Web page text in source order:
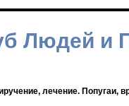
Людей и
лечение. Попугаи,